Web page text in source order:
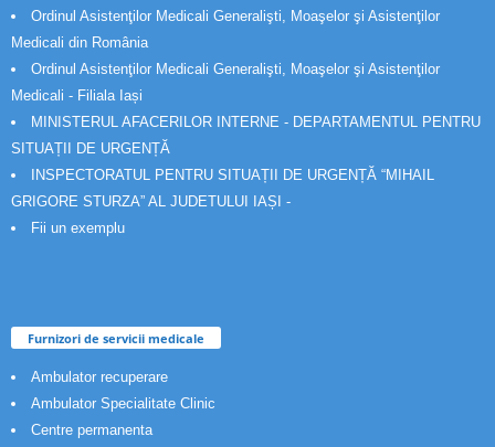
Ordinul Asistenţilor Medicali Generalişti, Moaşelor şi Asistenţilor
Medicali din România
Ordinul Asistenţilor Medicali Generalişti, Moaşelor şi Asistenţilor
Medicali - Filiala Iași
MINISTERUL AFACERILOR INTERNE - DEPARTAMENTUL PENTRU
SITUAȚII DE URGENȚĂ
INSPECTORATUL PENTRU SITUAȚII DE URGENȚĂ “MIHAIL
GRIGORE STURZA” AL JUDETULUI IAȘI -
Fii un exemplu
Furnizori de servicii medicale
Ambulator recuperare
Ambulator Specialitate Clinic
Centre permanenta